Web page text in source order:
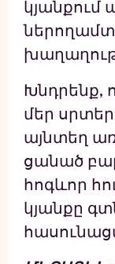
կյանքում
Խնդրենք,
մեր
այնտեղ
ցանած
հոգևոր
կյանքը